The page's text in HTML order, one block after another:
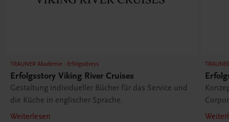
TRAUNER Akademie - Erfolgsstorys
Erfolgsstory Viking River Cruises
Gestaltung individueller Bücher für das Service und
die Küche in englischer Sprache.
Weiterlesen